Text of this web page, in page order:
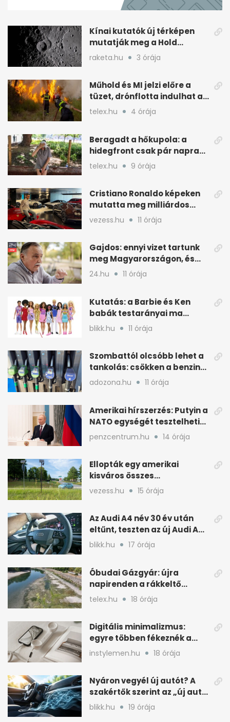
Kínai kutatók új térképen
mutatják meg a Hold
geológiai időskáláját
raketa.hu 3 órája
Műhold és MI jelzi előre a
tüzet, drónflotta indulhat az
oltásra
telex.hu 4 órája
Beragadt a hőkupola: a
hidegfront csak pár napra
fogja vissza a kánikulát
telex.hu 9 órája
Cristiano Ronaldo képeken
mutatta meg milliárdos
autógyűjteményét
vezess.hu 11 órája
Gajdos: ennyi vizet tartunk
meg Magyarországon, és
miért kulcskérdés
24.hu 11 órája
Kutatás: a Barbie és Ken
babák testarányai ma
emberibbek, mint a 90-es
blikk.hu 11 órája
Szombattól olcsóbb lehet a
tankolás: csökken a benzin
és a gázolaj ára
adozona.hu 11 órája
Amerikai hírszerzés: Putyin a
NATO egységét tesztelheti
korlátozott akciókkal
penzcentrum.hu 14 órája
Ellopták egy amerikai
kisváros összes
forgalomfigyelő kameráját
vezess.hu 15 órája
Az Audi A4 név 30 év után
eltűnt, teszten az új Audi A5
plug-in hibrid
blikk.hu 17 órája
Óbudai Gázgyár: újra
napirenden a rákkeltő
szennyezés a Duna miatt
telex.hu 18 órája
Digitális minimalizmus:
egyre többen fékeznék a
kütyüvásárlást
instylemen.hu 18 órája
Nyáron vegyél új autót? A
szakértők szerint az „új autó
illat” miatt
blikk.hu 19 órája